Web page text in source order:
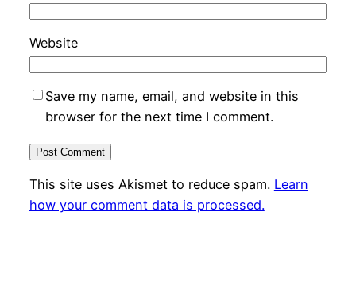
Website
Save my name, email, and website in this
browser for the next time I comment.
This site uses Akismet to reduce spam. Learn
how your comment data is processed.